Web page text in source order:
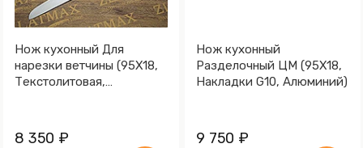
Нож кухонный Для
нарезки ветчины (95Х18,
Текстолитовая,
8 350 ₽
Нож кухонный
Разделочный ЦМ (95Х18,
Накладки G10, Алюминий)
9 750 ₽